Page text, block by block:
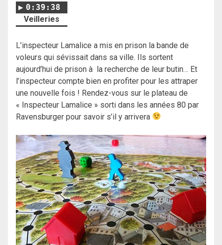
0:39:38
Veilleries
L’inspecteur Lamalice a mis en prison la bande de
voleurs qui sévissait dans sa ville. Ils sortent
aujourd’hui de prison à la recherche de leur butin… Et
l’inspecteur compte bien en profiter pour les attraper
une nouvelle fois ! Rendez-vous sur le plateau de
« Inspecteur Lamalice » sorti dans les années 80 par
Ravensburger pour savoir s’il y arrivera